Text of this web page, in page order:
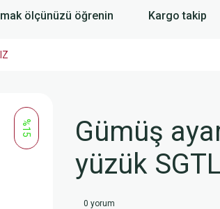
ölçünüzü öğrenin Kargo takip
%15
Gümüş
yüzük
0 yorum